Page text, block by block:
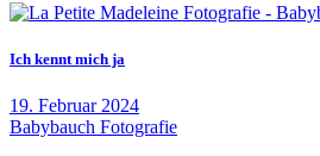
Ich kennt mich ja
19. Februar 2024
Babybauch Fotografie